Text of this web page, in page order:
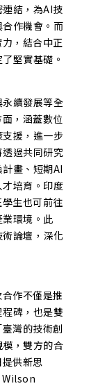
結，為AI技
作機會。而
，結合中正
堅實基礎。
續發展等全
，涵蓋數位
援，進一步
過共同研究
畫、短期AI
培育。印度
生也可前往
環境。此
論壇，深化
作不僅是推
碑，也是雙
灣的技術創
，雙方的合
供新思
Wilson